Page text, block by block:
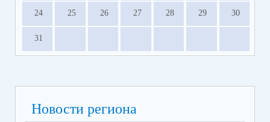
24 25 26 27 28 29 30
31
Новости региона